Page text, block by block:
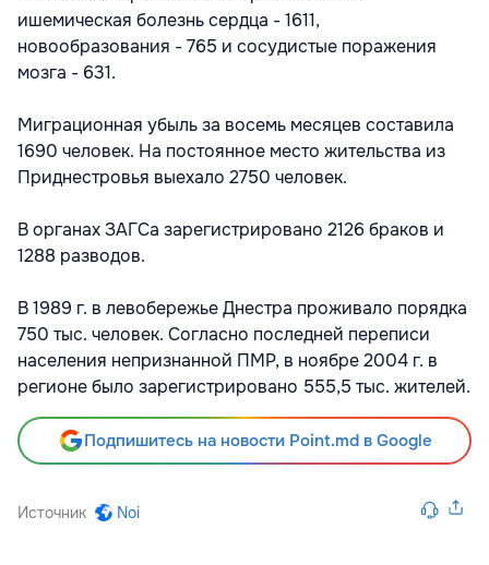
ишемическая болезнь сердца - 1611,
новообразования - 765 и сосудистые поражения
мозга - 631.
Миграционная убыль за восемь месяцев составила
1690 человек. На постоянное место жительства из
Приднестровья выехало 2750 человек.
В органах ЗАГСа зарегистрировано 2126 браков и
1288 разводов.
В 1989 г. в левобережье Днестра проживало порядка
750 тыс. человек. Согласно последней переписи
населения непризнанной ПМР, в ноябре 2004 г. в
регионе было зарегистрировано 555,5 тыс. жителей.
Подпишитесь на новости Point.md в Google
Источник Noi